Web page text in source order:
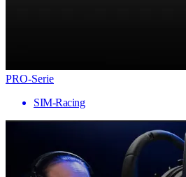
PRO-Serie
SIM-Racing